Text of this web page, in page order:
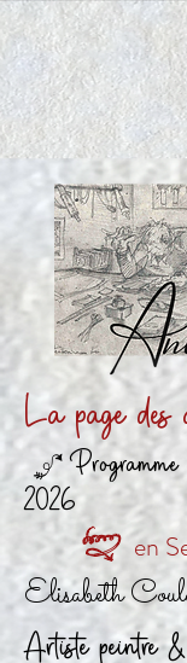
La page des
b Programme
2026
T k en
Elisabeth
Artiste peintre